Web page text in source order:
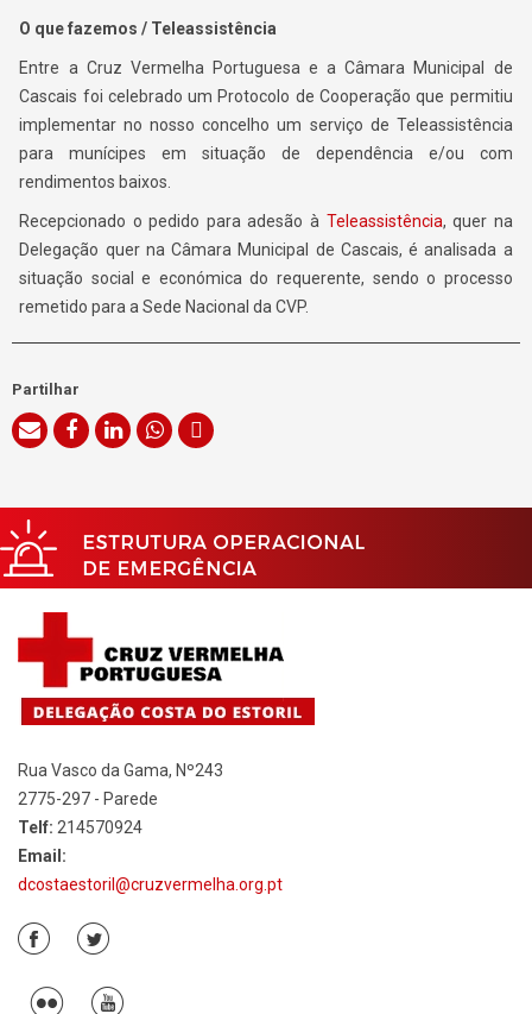
O que fazemos / Teleassistência
Entre a Cruz Vermelha Portuguesa e a Câmara Municipal de
Cascais foi celebrado um Protocolo de Cooperação que permitiu
implementar no nosso concelho um serviço de Teleassistência
para munícipes em situação de dependência e/ou com
rendimentos baixos.
Recepcionado o pedido para adesão à Teleassistência, quer na
Delegação quer na Câmara Municipal de Cascais, é analisada a
situação social e económica do requerente, sendo o processo
remetido para a Sede Nacional da CVP.
Partilhar
Rua Vasco da Gama, Nº243
2775-297 - Parede
Telf: 214570924
Email:
dcostaestoril@cruzvermelha.org.pt